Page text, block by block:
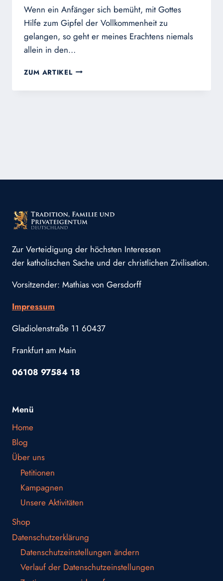
Wenn ein Anfänger sich bemüht, mit Gottes
Hilfe zum Gipfel der Vollkommenheit zu
gelangen, so geht er meines Erachtens niemals
allein in den…
ZUM ARTIKEL VOLLKOMMENHEIT
Zur Verteidigung der höchsten Interessen
der katholischen Sache und der christlichen Zivilisation.
Vorsitzender: Mathias von Gersdorff
Impressum
Gladiolenstraße 11 60437
Frankfurt am Main
06108 97584 18
Menü
Home
Blog
Über uns
Petitionen
Kampagnen
Unsere Aktivitäten
Shop
Datenschutzerklärung
Datenschutzeinstellungen ändern
Verlauf der Datenschutzeinstellungen